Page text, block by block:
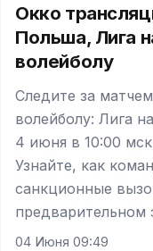
Окко
Польша, Лига
волейболу
Следите за
волейболу: Лига
4 июня в 10:00
Узнайте, как
санкционные
предварительном
04 Июня 09:49